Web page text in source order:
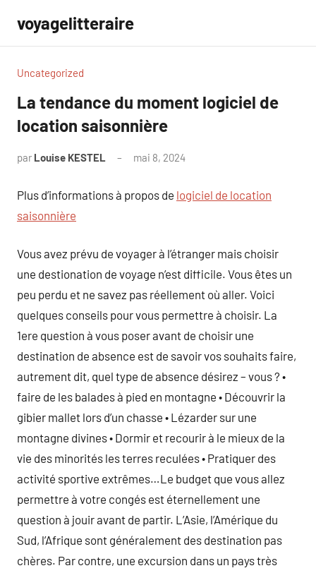
contenu
voyagelitteraire
Uncategorized
La tendance du moment logiciel de
location saisonnière
par Louise KESTEL mai 8, 2024
Plus d’informations à propos de logiciel de location
saisonnière
Vous avez prévu de voyager à l’étranger mais choisir
une destionation de voyage n’est difficile. Vous êtes un
peu perdu et ne savez pas réellement où aller. Voici
quelques conseils pour vous permettre à choisir. La
1ere question à vous poser avant de choisir une
destination de absence est de savoir vos souhaits faire,
autrement dit, quel type de absence désirez – vous ? •
faire de les balades à pied en montagne • Découvrir la
gibier mallet lors d’un chasse • Lézarder sur une
montagne divines • Dormir et recourir à le mieux de la
vie des minorités les terres reculées • Pratiquer des
activité sportive extrêmes…Le budget que vous allez
permettre à votre congés est éternellement une
question à jouir avant de partir. L’Asie, l’Amérique du
Sud, l’Afrique sont généralement des destination pas
chères. Par contre, une excursion dans un pays très